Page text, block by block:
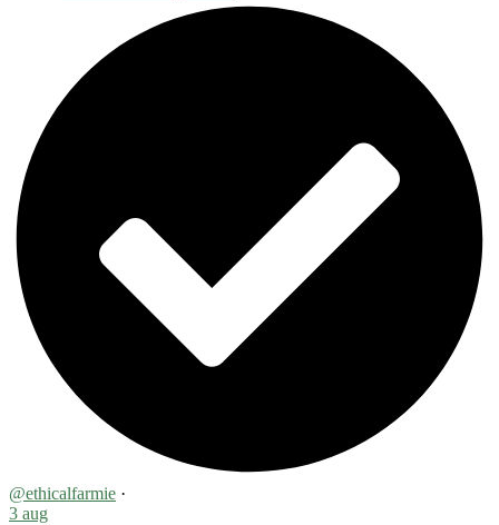
@ethicalfarmie ·
3 aug